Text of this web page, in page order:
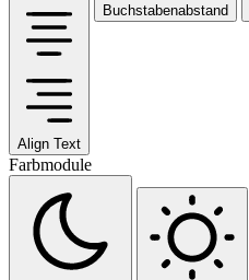
Align Text
Buchstabenabstand
Farbmodule